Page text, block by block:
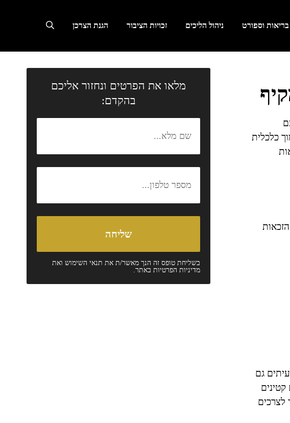
בריאות וספורט ניהול הליכים זכויות הציבור הגנת הצרכן
כלכלית
גם
לצרכים
מלאו את הפרטים ונחזור אליכם
בהקדם:
בשליחת טופס זה הנך מאשר/ת את תנאי השימושואת
מדיניות הפרטיותבאתר.